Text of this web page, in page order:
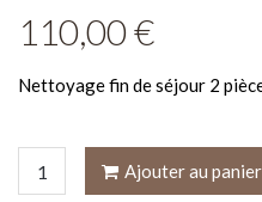
110,00€
Nettoyage fin de séjour 2
de
Ajouter au panier